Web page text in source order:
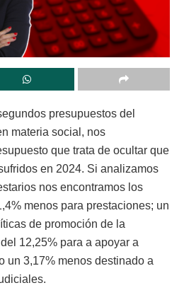
presupuestos del
materia social, nos
que trata de ocultar que
en 2024. Si analizamos
nos encontramos los
menos para prestaciones; un
de promoción de la
12,25% para a apoyar a
un 3,17% menos destinado a